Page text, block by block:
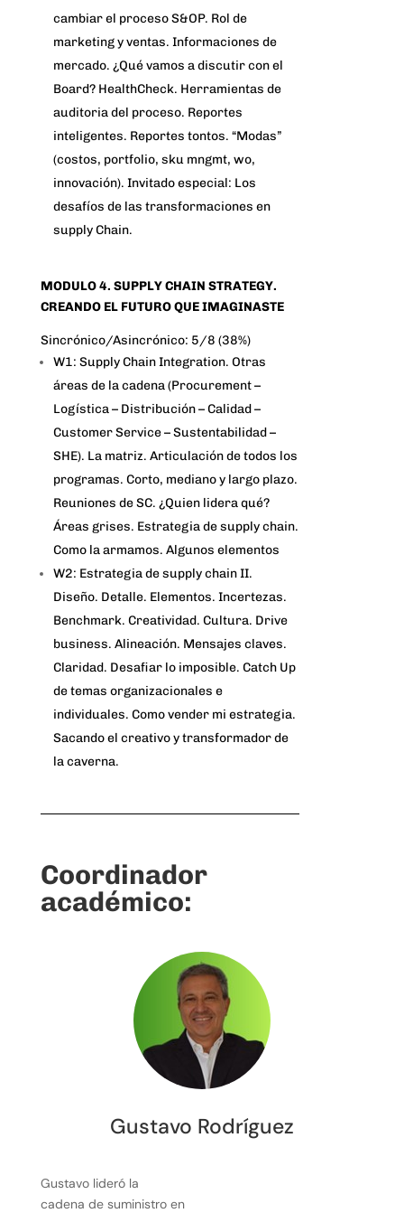
cambiar el proceso S&OP. Rol de
marketing y ventas. Informaciones de
mercado. ¿Qué vamos a discutir con el
Board? HealthCheck. Herramientas de
auditoria del proceso. Reportes
inteligentes. Reportes tontos. “Modas”
(costos, portfolio, sku mngmt, wo,
innovación). Invitado especial: Los
desafíos de las transformaciones en
supply Chain.
MODULO 4. SUPPLY CHAIN STRATEGY.
CREANDO EL FUTURO QUE IMAGINASTE
Sincrónico/Asincrónico: 5/8 (38%)
W1: Supply Chain Integration. Otras
áreas de la cadena (Procurement –
Logística – Distribución – Calidad –
Customer Service – Sustentabilidad –
SHE). La matriz. Articulación de todos los
programas. Corto, mediano y largo plazo.
Reuniones de SC. ¿Quien lidera qué?
Áreas grises. Estrategia de supply chain.
Como la armamos. Algunos elementos
W2: Estrategia de supply chain II.
Diseño. Detalle. Elementos. Incertezas.
Benchmark. Creatividad. Cultura. Drive
business. Alineación. Mensajes claves.
Claridad. Desafiar lo imposible. Catch Up
de temas organizacionales e
individuales. Como vender mi estrategia.
Sacando el creativo y transformador de
la caverna.
Coordinador
académico:
Gustavo Rodríguez
Gustavo lideró la
cadena de suministro en